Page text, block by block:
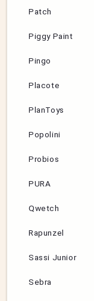
Patch
Piggy Paint
Pingo
Placote
PlanToys
Popolini
Probios
PURA
Qwetch
Rapunzel
Sassi Junior
Sebra